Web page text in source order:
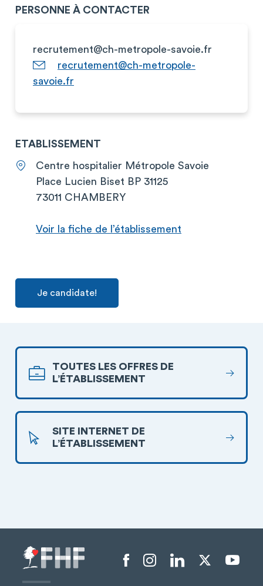
PERSONNE À CONTACTER
recrutement@ch-metropole-savoie.fr
recrutement@ch-metropole-
savoie.fr
ETABLISSEMENT
Centre hospitalier Métropole Savoie
Place Lucien Biset BP 31125
73011 CHAMBERY
Voir la fiche de l’établissement
Je candidate!
TOUTES LES OFFRES DE
L’ÉTABLISSEMENT
SITE INTERNET DE
L’ÉTABLISSEMENT
Menu liens sociaux